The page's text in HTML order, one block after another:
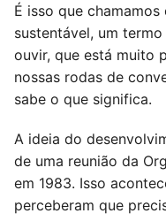
É isso que
sustentável, um
ouvir, que está muito
nossas rodas de
sabe o que significa.
A ideia do
de uma reunião da
em 1983. Isso
perceberam que